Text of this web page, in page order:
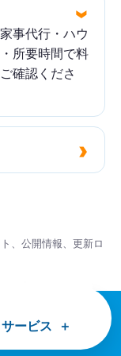
サービス
事代行・ハウ
所要時間で料
確認くださ
、公開情報、更新ロ